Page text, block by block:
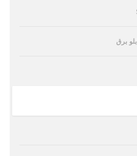
برق